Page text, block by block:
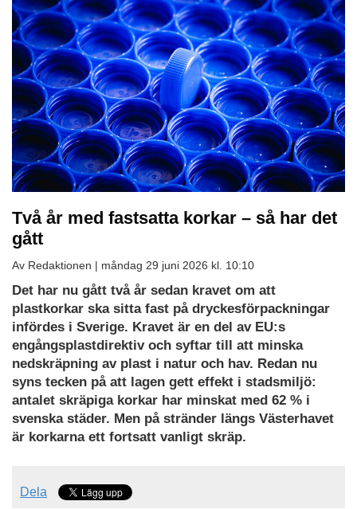
Två år med fastsatta korkar – så har det
gått
Av Redaktionen | måndag 29 juni 2026 kl. 10:10
Det har nu gått två år sedan kravet om att
plastkorkar ska sitta fast på dryckesförpackningar
infördes i Sverige. Kravet är en del av EU:s
engångsplastdirektiv och syftar till att minska
nedskräpning av plast i natur och hav. Redan nu
syns tecken på att lagen gett effekt i stadsmiljö:
antalet skräpiga korkar har minskat med 62 % i
svenska städer. Men på stränder längs Västerhavet
är korkarna ett fortsatt vanligt skräp.
Dela